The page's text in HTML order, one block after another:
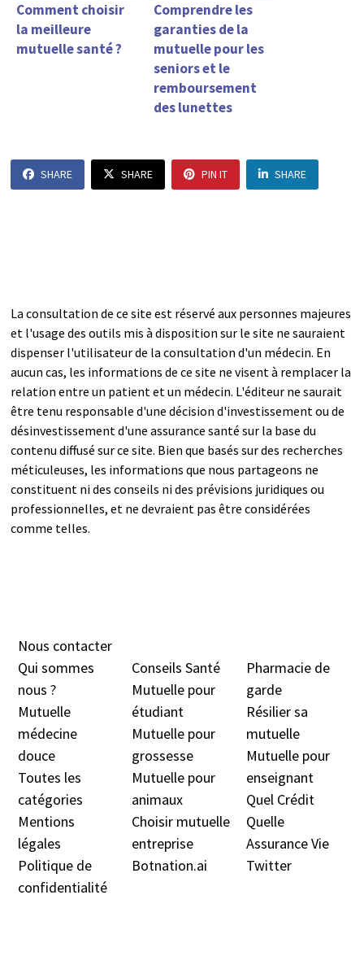
Comment choisir
la meilleure
mutuelle santé ?
Comprendre les
garanties de la
mutuelle pour les
seniors et le
remboursement
des lunettes
SHARE SHARE PIN IT SHARE
La consultation de ce site est réservé aux personnes majeures
et l'usage des outils mis à disposition sur le site ne sauraient
dispenser l'utilisateur de la consultation d'un médecin. En
aucun cas, les informations de ce site ne visent à remplacer la
relation entre un patient et un médecin. L'éditeur ne saurait
être tenu responsable d'une décision d'investissement ou de
désinvestissement d'une assurance santé sur la base du
contenu diffusé sur ce site. Bien que basés sur des recherches
méticuleuses, les informations que nous partageons ne
constituent ni des conseils ni des prévisions juridiques ou
professionnelles, et ne devraient pas être considérées
comme telles.
Nous contacter
Qui sommes
nous ?
Mutuelle
médecine
douce
Toutes les
catégories
Mentions
légales
Politique de
confidentialité
Conseils Santé
Mutuelle pour
étudiant
Mutuelle pour
grossesse
Mutuelle pour
animaux
Choisir mutuelle
entreprise
Botnation.ai
Pharmacie de
garde
Résilier sa
mutuelle
Mutuelle pour
enseignant
Quel Crédit
Quelle
Assurance Vie
Twitter